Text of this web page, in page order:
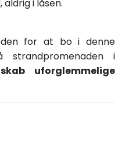
i låsen.
for at bo i denne
strandpromenaden i
uforglemmelige